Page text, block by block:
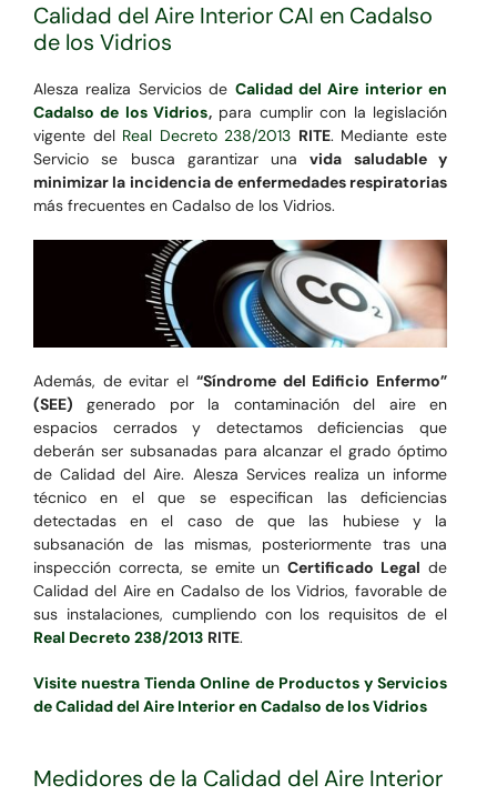
Calidad del Aire Interior CAI en Cadalso
de los Vidrios
Alesza realiza Servicios de Calidad del Aire interior en
Cadalso de los Vidrios,para cumplir con la legislación
vigente del Real Decreto 238/2013 RITE. Mediante este
Servicio se busca garantizar unavida saludable y
minimizar la incidencia de enfermedades respiratorias
más frecuentes en Cadalso de los Vidrios.
Además, de evitar el “Síndrome del Edificio Enfermo”
(SEE) generado por la contaminación del aire en
espacios cerrados y detectamos deficiencias que
deberán ser subsanadas para alcanzar el grado óptimo
de Calidad del Aire. Alesza Services realiza un informe
técnico en el que se especifican las deficiencias
detectadas en el caso de que las hubiese y la
subsanación de las mismas, posteriormente tras una
inspección correcta, se emite unCertificado Legal de
Calidad del Aire en Cadalso de los Vidrios, favorable de
sus instalaciones, cumpliendo con los requisitos de el
Real Decreto 238/2013 RITE.
Visite nuestra Tienda Online de Productos y Servicios
de Calidad del Aire Interior en Cadalso de los Vidrios
Medidores de la Calidad del Aire Interior